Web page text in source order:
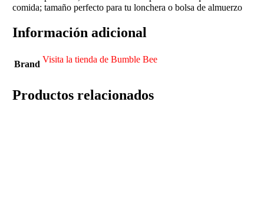
comida; tamaño perfecto para tu lonchera o bolsa de almuerzo
Información adicional
Brand Visita la tienda de Bumble Bee
Productos relacionados